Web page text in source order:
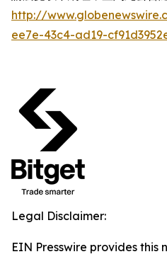
http://
ee7e-43c4-ad19-
Legal Disclaimer:
EIN Presswire provides this